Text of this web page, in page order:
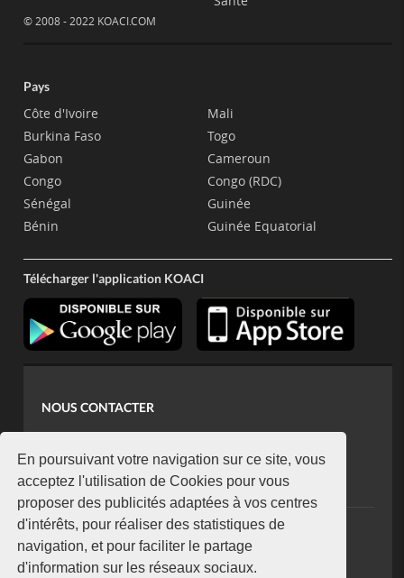
En poursuivant votre navigation sur ce site, vous
acceptez l'utilisation de Cookies pour vous
proposer des publicités adaptées à vos centres
d'intérêts, pour réaliser des statistiques de
navigation, et pour faciliter le partage
d'information sur les réseaux sociaux.
© 2008 - 2022 KOACI.COM
Pays
Côte d'Ivoire
Burkina Faso
Gabon
Congo
Sénégal
Bénin
Mali
Togo
Cameroun
Congo (RDC)
Guinée
Guinée Equatorial
Télécharger l'application KOACI
NOUS CONTACTER
koaci@yahoo.fr
+225 07 08 85 52 93
NEWSLETTER
Restez connecté via notre newsletter